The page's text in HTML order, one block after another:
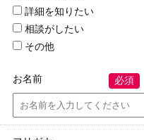
詳細を知りたい
相談がしたい
その他
お名前 必須